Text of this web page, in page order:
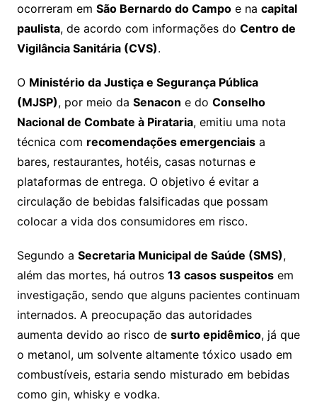
ocorreram em São Bernardo do Campoe na capital
paulista, de acordo com informações do Centro de
Vigilância Sanitária (CVS).
O Ministério da Justiça e Segurança Pública
(MJSP), por meio da Senacon e do Conselho
Nacional de Combate à Pirataria, emitiu uma nota
técnica com recomendações emergenciaisa
bares, restaurantes, hotéis, casas noturnas e
plataformas de entrega. O objetivo é evitar a
circulação de bebidas falsificadas que possam
colocar a vida dos consumidores em risco.
Segundo a Secretaria Municipal de Saúde (SMS),
além das mortes, há outros 13 casos suspeitosem
investigação, sendo que alguns pacientes continuam
internados. A preocupação das autoridades
aumenta devido ao risco de surto epidêmico, já que
o metanol, um solvente altamente tóxico usado em
combustíveis, estaria sendo misturado em bebidas
como gin, whisky e vodka.